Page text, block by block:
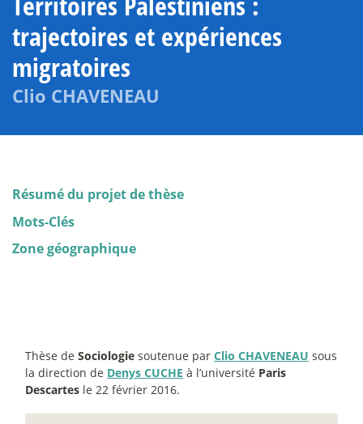
trajectoires et expériences
migratoires
Clio CHAVENEAU
Résumé du projet de thèse
Mots-Clés
Zone géographique
Thèse de Sociologie soutenue par Clio CHAVENEAU sous
la direction de Denys CUCHE à l’université Paris
Descartes le 22 février 2016.